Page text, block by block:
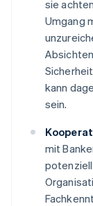
sie
Umgang
kann
sein.
mit